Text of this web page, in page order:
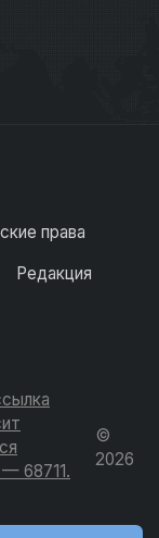
права
Редакция
68711.
©
2026